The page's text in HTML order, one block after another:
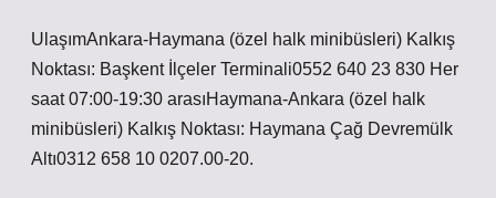
UlaşımAnkara-Haymana (özel halk minibüsleri) Kalkış
Noktası: Başkent İlçeler Terminali0552 640 23 830 Her
saat 07:00-19:30 arasıHaymana-Ankara (özel halk
minibüsleri) Kalkış Noktası: Haymana Çağ Devremülk
Altı0312 658 10 0207.00-20.